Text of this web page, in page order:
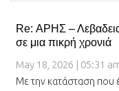
Re: ΑΡΗΣ –
σε μια πικρή χρονιά
May 18, 2026 | 05:31
Με την κατάσταση που